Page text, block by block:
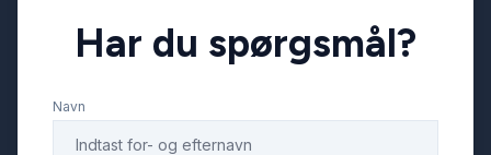
Har du spørgsmål?
Navn